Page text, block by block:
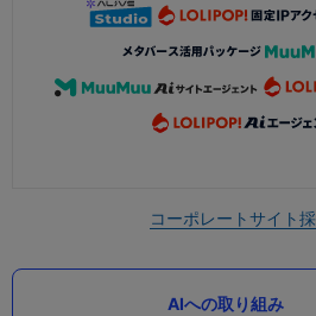
コーポレートサイト
AIへの取り組み